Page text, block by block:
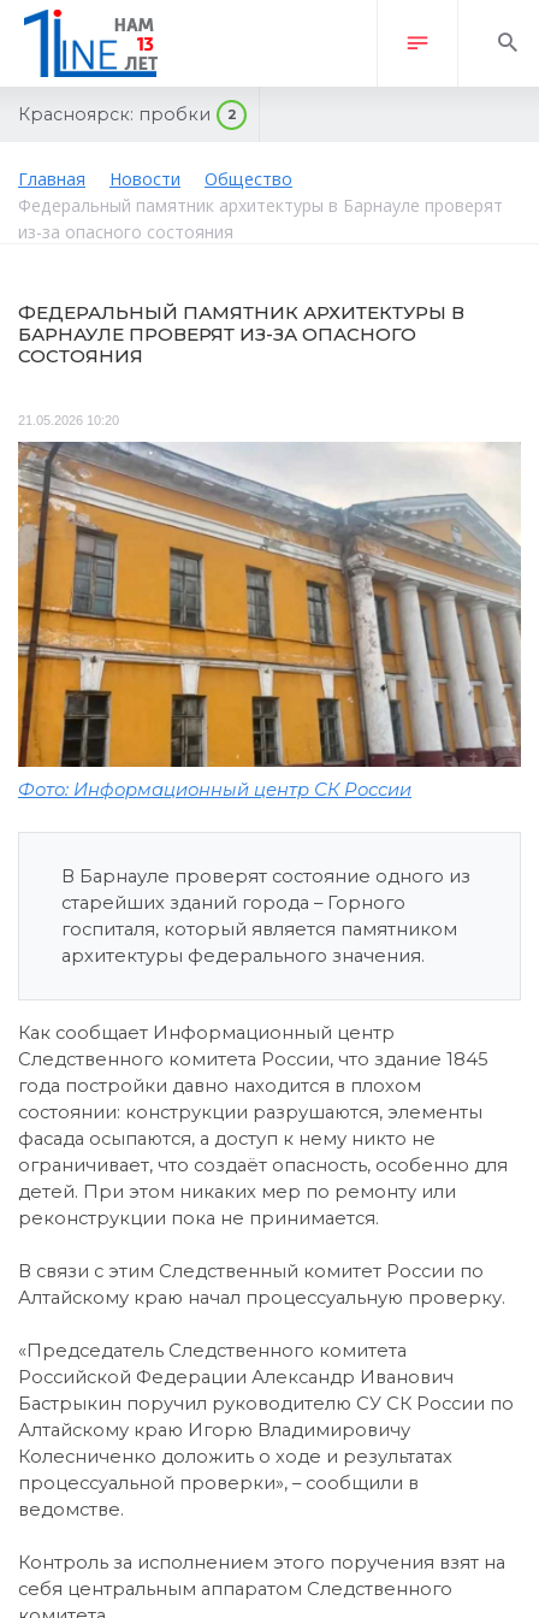
Красноярск: пробки 2
Главная Новости
Общество
Федеральный памятник архитектуры в Барнауле проверят
из-за опасного состояния
ФЕДЕРАЛЬНЫЙ ПАМЯТНИК АРХИТЕКТУРЫ В
БАРНАУЛЕ ПРОВЕРЯТ ИЗ-ЗА ОПАСНОГО
СОСТОЯНИЯ
21.05.2026 10:20
Фото: Информационный центр СК России
В Барнауле проверят состояние одного из
старейших зданий города – Горного
госпиталя, который является памятником
архитектуры федерального значения.
Как сообщает Информационный центр
Следственного комитета России, что здание 1845
года постройки давно находится в плохом
состоянии: конструкции разрушаются, элементы
фасада осыпаются, а доступ к нему никто не
ограничивает, что создаёт опасность, особенно для
детей. При этом никаких мер по ремонту или
реконструкции пока не принимается.
В связи с этим Следственный комитет России по
Алтайскому краю начал процессуальную проверку.
«Председатель Следственного комитета
Российской Федерации Александр Иванович
Бастрыкин поручил руководителю СУ СК России по
Алтайскому краю Игорю Владимировичу
Колесниченко доложить о ходе и результатах
процессуальной проверки», – сообщили в
ведомстве.
Контроль за исполнением этого поручения взят на
себя центральным аппаратом Следственного